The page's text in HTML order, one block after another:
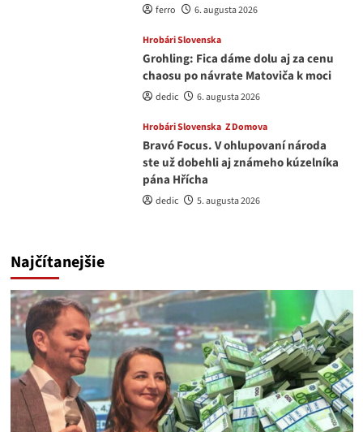
ferro 6. augusta 2026
Hrobári Slovenska
Grohling: Fica dáme dolu aj za cenu
chaosu po návrate Matoviča k moci
dedic 6. augusta 2026
Hrobári Slovenska Z Domova
Bravó Focus. V ohlupovaní národa
ste už dobehli aj známeho kúzelníka
pána Hřícha
dedic 5. augusta 2026
Najčítanejšie